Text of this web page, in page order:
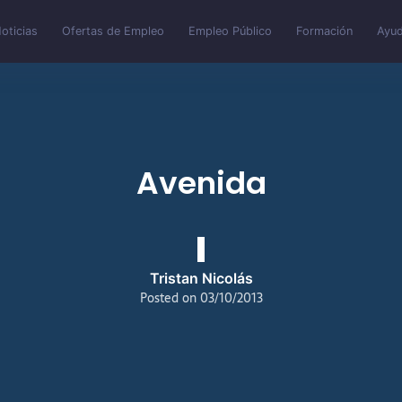
Ofertas de Empleo Empleo Público Formación
Avenida
Posted on03/10/2013
Tristan Nicolás